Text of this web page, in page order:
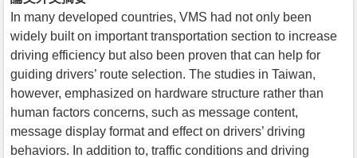
In many developed countries, VMS had not only been
widely built on important transportation section to increase
driving efficiency but also been proven that can help for
guiding drivers’ route selection. The studies in Taiwan,
however, emphasized on hardware structure rather than
human factors concerns, such as message content,
message display format and effect on drivers’ driving
behaviors. In addition to, traffic conditions and driving